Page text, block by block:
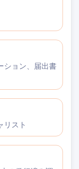
ション、届出書
リスト